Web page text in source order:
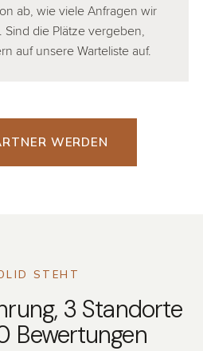
ab, wie viele Anfragen wir
die Plätze vergeben,
auf unsere Warteliste auf.
WERDEN
STEHT
3 Standorte
Bewertungen